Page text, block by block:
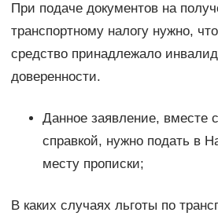
При подаче документов на
транспортному налогу нужно,
средство принадлежало
доверенности.
Данное заявление, вместе
справкой, нужно подать в
месту прописки;
В каких случаях льготы по